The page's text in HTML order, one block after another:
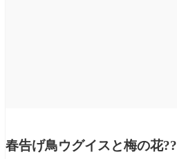
春告げ鳥ウグイスと梅の花??